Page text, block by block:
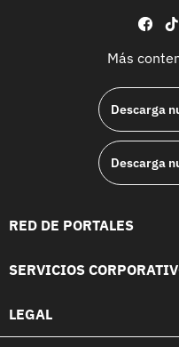
Más
Descarga
Descarga
RED DE PORTALES
SERVICIOS
LEGAL